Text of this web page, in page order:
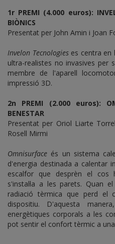
1r PREMI (4.000 euros):
BIÒNICS
Presentat per John Amin i Joan
Invelon Tecnologieses centra en
ultra-realistes no invasives per
membre de l'aparell
impressió 3D.
2n PREMI (2.000 euros):
BENESTAR
Presentat per Oriol Liarte
Rosell Mirmi
Omnisurface és un sistema
d'energia destinada a calentar
escalfor que desprèn el cos
s'instal·la a les parets. Quan
radiació tèrmica que perd el
dispositiu. D'aquesta
energètiques corporals a les
pot sentir el confort tèrmic a